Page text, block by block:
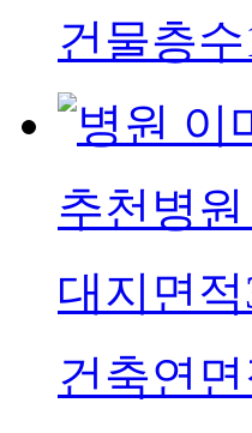
건물층수
추천병원
대지면적
건축연면